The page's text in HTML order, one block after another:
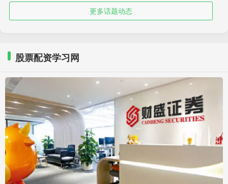
更多话题动态
股票配资学习网